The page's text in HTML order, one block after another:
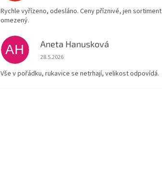
Rychle vyřízeno, odesláno. Ceny příznivé, jen sortiment
omezený.
AH Aneta Hanusková
Hodnocení obchodu je 5 z 5 hvězdiček.
28.5.2026
Vše v pořádku, rukavice se netrhají, velikost odpovídá.